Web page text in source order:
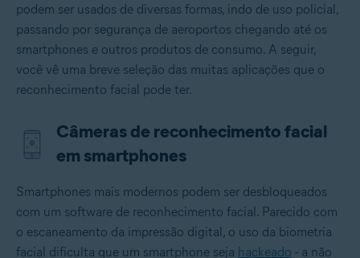
podem ser usados de diversas formas, indo de uso policial,
passando por segurança de aeroportos chegando até os
smartphones e outros produtos de consumo. A seguir,
você vê uma breve seleção das muitas aplicações que o
reconhecimento facial pode ter.
Câmeras de reconhecimento facial
em smartphones
Smartphones mais modernos podem ser desbloqueados
com um software de reconhecimento facial. Parecido com
o escaneamento da impressão digital, o uso da biometria
facial dificulta que um smartphone seja hackeado - a não